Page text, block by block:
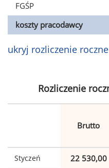
FGŚP
koszty pracodawcy
ukryj rozliczenie roczne
Rozliczenie
Brutto
Styczeń 22 530,00